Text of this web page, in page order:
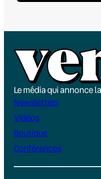
Le média qui annonce
Newsletters
Vidéos
Boutique
Conférences